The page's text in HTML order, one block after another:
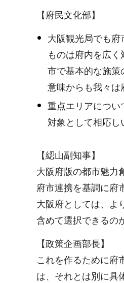
【府民文化部】
大阪観光局でも
ものは府内を広
市で基本的な施策
意味からも我々は
重点エリアについ
対象として相応し
【綛山副知事】
大阪府版の都市魅力
府市連携を基調に府
大阪府としては、よ
含めて選択できるの
【政策企画部長】
これを作るために府
は、それとは別に具